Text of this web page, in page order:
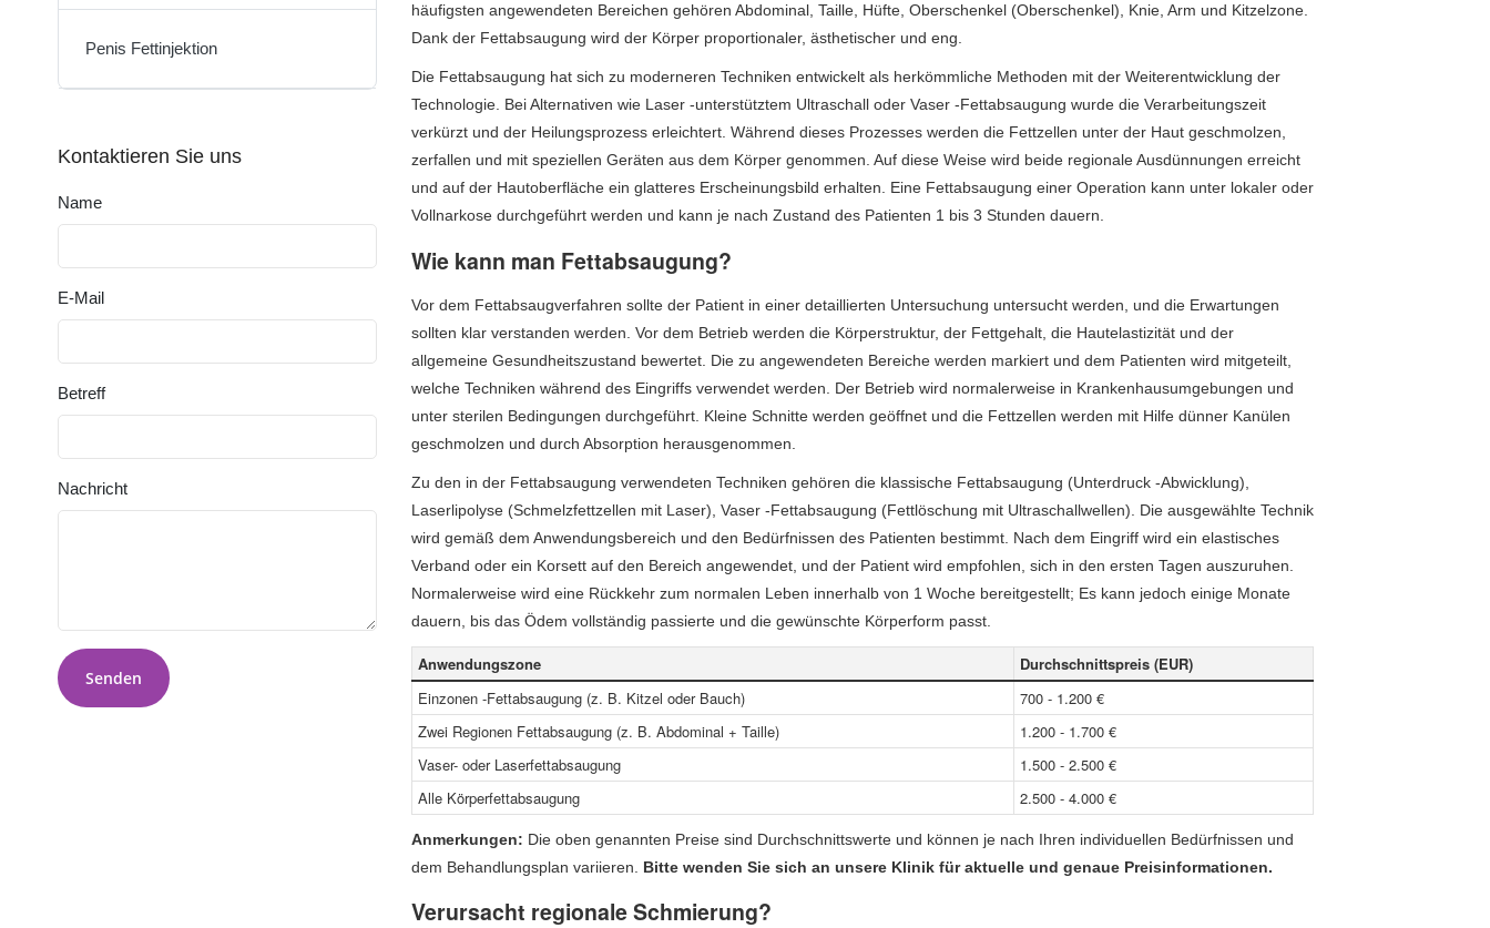
Penis Fettinjektion
Kontaktieren Sie uns
Name
E-Mail
Betreff
Nachricht
Senden
häufigsten angewendeten Bereichen gehören Abdominal, Taille, Hüfte, Oberschenkel (Oberschenkel), Knie, Arm und Kitzelzone.
Dank der Fettabsaugung wird der Körper proportionaler, ästhetischer und eng.
Die Fettabsaugung hat sich zu moderneren Techniken entwickelt als herkömmliche Methoden mit der Weiterentwicklung der
Technologie. Bei Alternativen wie Laser -unterstütztem Ultraschall oder Vaser -Fettabsaugung wurde die Verarbeitungszeit
verkürzt und der Heilungsprozess erleichtert. Während dieses Prozesses werden die Fettzellen unter der Haut geschmolzen,
zerfallen und mit speziellen Geräten aus dem Körper genommen. Auf diese Weise wird beide regionale Ausdünnungen erreicht
und auf der Hautoberfläche ein glatteres Erscheinungsbild erhalten. Eine Fettabsaugung einer Operation kann unter lokaler oder
Vollnarkose durchgeführt werden und kann je nach Zustand des Patienten 1 bis 3 Stunden dauern.
Wie kann man Fettabsaugung?
Vor dem Fettabsaugverfahren sollte der Patient in einer detaillierten Untersuchung untersucht werden, und die Erwartungen
sollten klar verstanden werden. Vor dem Betrieb werden die Körperstruktur, der Fettgehalt, die Hautelastizität und der
allgemeine Gesundheitszustand bewertet. Die zu angewendeten Bereiche werden markiert und dem Patienten wird mitgeteilt,
welche Techniken während des Eingriffs verwendet werden. Der Betrieb wird normalerweise in Krankenhausumgebungen und
unter sterilen Bedingungen durchgeführt. Kleine Schnitte werden geöffnet und die Fettzellen werden mit Hilfe dünner Kanülen
geschmolzen und durch Absorption herausgenommen.
Zu den in der Fettabsaugung verwendeten Techniken gehören die klassische Fettabsaugung (Unterdruck -Abwicklung),
Laserlipolyse (Schmelzfettzellen mit Laser), Vaser -Fettabsaugung (Fettlöschung mit Ultraschallwellen). Die ausgewählte Technik
wird gemäß dem Anwendungsbereich und den Bedürfnissen des Patienten bestimmt. Nach dem Eingriff wird ein elastisches
Verband oder ein Korsett auf den Bereich angewendet, und der Patient wird empfohlen, sich in den ersten Tagen auszuruhen.
Normalerweise wird eine Rückkehr zum normalen Leben innerhalb von 1 Woche bereitgestellt; Es kann jedoch einige Monate
dauern, bis das Ödem vollständig passierte und die gewünschte Körperform passt.
Anwendungszone
Durchschnittspreis (EUR)
Einzonen -Fettabsaugung (z. B. Kitzel oder Bauch)
700 - 1.200 €
Zwei Regionen Fettabsaugung (z. B. Abdominal + Taille)
1.200 - 1.700 €
Vaser- oder Laserfettabsaugung
1.500 - 2.500 €
Alle Körperfettabsaugung
2.500 - 4.000 €
Anmerkungen: Die oben genannten Preise sind Durchschnittswerte und können je nach Ihren individuellen Bedürfnissen und
dem Behandlungsplan variieren. Bitte wenden Sie sich an unsere Klinik für aktuelle und genaue Preisinformationen.
Verursacht regionale Schmierung?